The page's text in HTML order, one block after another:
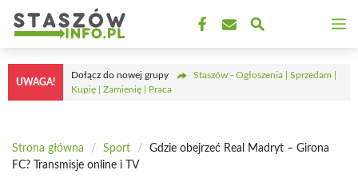
treści
UWAGA!
Dołącz do nowej grupy
Staszów - Ogłoszenia | Sprzedam |
Kupię | Zamienię | Praca
Strona główna / Sport /
Gdzie obejrzeć Real Madryt – Girona
FC? Transmisje online i TV